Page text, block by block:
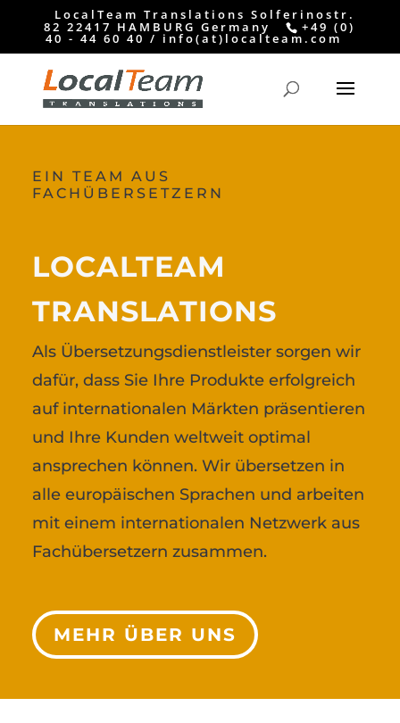
LocalTeam Translations Solferinostr.
82 22417 HAMBURG Germany +49 (0)
40 - 44 60 40 / info(at)localteam.com
EIN TEAM AUS
FACHÜBERSETZERN
LOCALTEAM
TRANSLATIONS
Als Übersetzungsdienstleister sorgen wir
dafür, dass Sie Ihre Produkte erfolgreich
auf internationalen Märkten präsentieren
und Ihre Kunden weltweit optimal
ansprechen können. Wir übersetzen in
alle europäischen Sprachen und arbeiten
mit einem internationalen Netzwerk aus
Fachübersetzern zusammen.
MEHR ÜBER UNS